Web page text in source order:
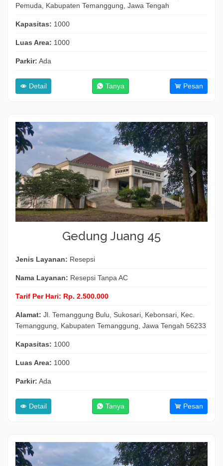
Pemuda, Kabupaten Temanggung, Jawa Tengah
Kapasitas: 1000
Luas Area: 1000
Parkir: Ada
Detail Tanya Pesan
Gedung Juang 45
Jenis Layanan: Resepsi
Nama Layanan: Resepsi Tanpa AC
Tarif Per Hari: Rp. 2.500.000
Alamat: Jl. Temanggung Bulu, Sukosari, Kebonsari, Kec.
Temanggung, Kabupaten Temanggung, Jawa Tengah 56233
Kapasitas: 1000
Luas Area: 1000
Parkir: Ada
Detail Tanya Pesan